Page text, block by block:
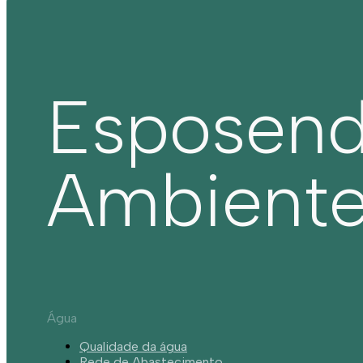
Água
Qualidade da água